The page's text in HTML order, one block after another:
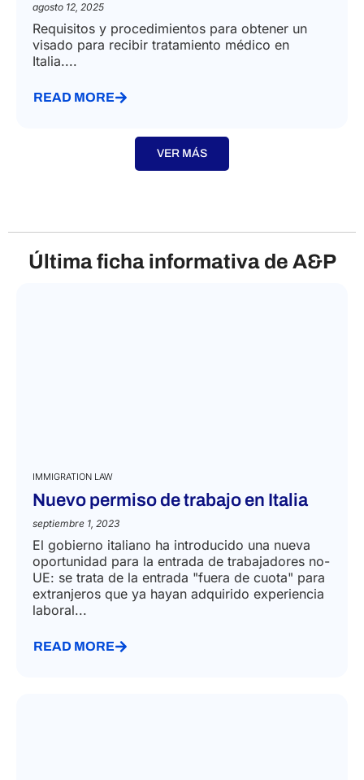
agosto 12, 2025
Requisitos y procedimientos para obtener un
visado para recibir tratamiento médico en
Italia....
READ MORE
VER MÁS
Última ficha informativa de A&P
IMMIGRATION LAW
Nuevo permiso de trabajo en Italia
septiembre 1, 2023
El gobierno italiano ha introducido una nueva
oportunidad para la entrada de trabajadores no-
UE: se trata de la entrada "fuera de cuota" para
extranjeros que ya hayan adquirido experiencia
laboral...
READ MORE